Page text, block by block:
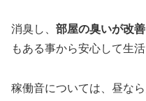
消臭し、 部屋の臭いが改善
もある事から安心して生活
稼働音については、昼な